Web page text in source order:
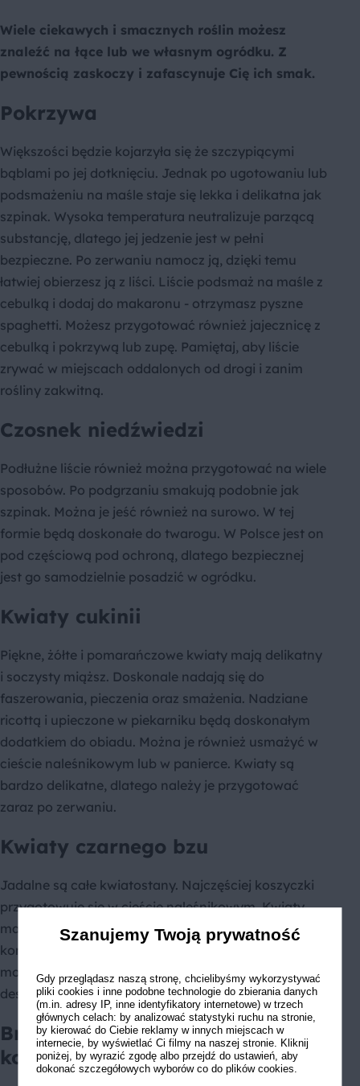
Wiele ciekawych i smacznych roślin możesz
znaleźć na łące lub we własnym ogródku. Z
pewnością zaskoczy i zafascynuje Cię ich smak.
Pokrzywa
Większości będzie kojarzyła się że szczypiącymi
bąblami po jej dotknięciu. Jednak po ugotowaniu lub
podsmażeniu na maśle staje się lekka i delikatna jak
szpinak. Wysoka temperatura neutralizuje parzącą
substancję, dlatego jej jedzenie jest w pełni
bezpieczne. Po zerwaniu namocz ją, dzięki temu
łatwiej obierzesz ją z liści. Liście podsmaż na maśle z
cebulką i dodaj do makaronu - otrzymasz pyszne
spaghetti. Możesz przygotować również jajecznicę z
cebulką i pokrzywą lub zupę. Pamiętaj, aby liście
zrywać w miejscach oddalonych od drogi i zanim
rośliny zakwitną.
Czosnek niedźwiedzi
Podłużne liście również można przygotować na wiele
sposobów. Po podgrzaniu smakują podobnie jak
szpinak. Można je jeść również na surowo. W tej
formie będą doskonałe do twarogu. W Polsce jest on
pod częściową pod ochroną, dlatego bezpiecznej
jest go samodzielnie posadzić w ogródku.
Kwiaty cukinii
Piękne, żółte i pomarańczowe kwiaty mają delikatny
i soczysty miąższ. Doskonale nadają się do
faszerowania, pieczenia oraz smażenia. Nadziane
ricottą i upieczone w piekarniku będą doskonałym
dodatkiem do obiadu. Można je również usmażyć w
cieście naleśnikowym lub w panierce. Kwiaty są
bardzo delikatne, dlatego należy je przygotować
zaraz po zerwaniu.
Kwiaty czarnego bzu
Jadalne są całe kwiatostany. Najczęściej koszyczki
przygotowuje się w cieście naleśnikowym. Kwiaty
mają intensywny aromat, który doskonale
komponuje się z lekkim i puszystym ciastem. Kwiaty
można wykorzystać również do przygotowania
deserów jako ozdobę lub składnik kremu.
Bratek, lawenda, stokrotka i
koniczyna
Szanujemy Twoją prywatność
Gdy przeglądasz naszą stronę, chcielibyśmy wykorzystywać
pliki cookies i inne podobne technologie do zbierania danych
(m.in. adresy IP, inne identyfikatory internetowe) w trzech
głównych celach: by analizować statystyki ruchu na stronie,
by kierować do Ciebie reklamy w innych miejscach w
internecie, by wyświetlać Ci filmy na naszej stronie. Kliknij
poniżej, by wyrazić zgodę albo przejdź do ustawień, aby
dokonać szczegółowych wyborów co do plików cookies.